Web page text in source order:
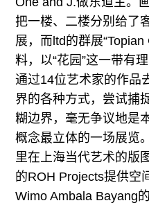
把一楼、二楼分别给了
展，而ltd的群展
料，以“花园”这一带有
通过14位艺术家的作品
界的各种方式，尝试捕
糊边界，毫无争议地是
概念最立体的一场展览
里在上海当代艺术的版
的ROH Projects提供空
Wimo Ambala Bayang